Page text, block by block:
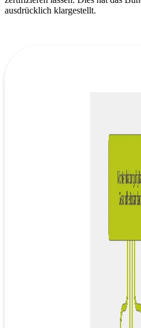
ausdrücklich klargestellt.